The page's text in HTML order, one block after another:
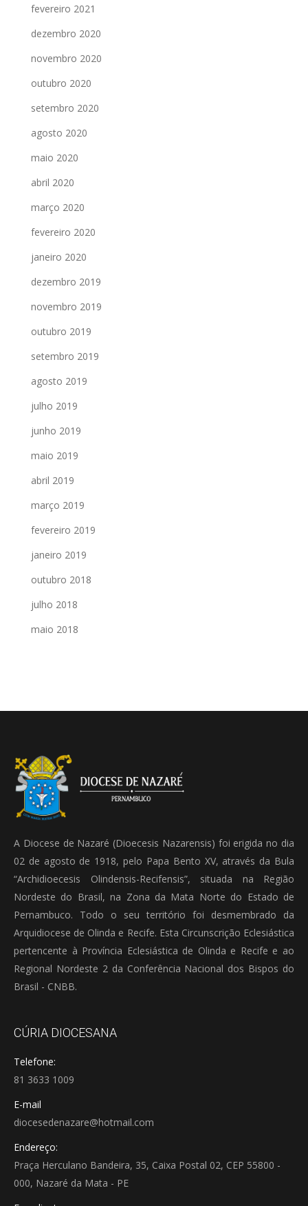
fevereiro 2021
dezembro 2020
novembro 2020
outubro 2020
setembro 2020
agosto 2020
maio 2020
abril 2020
março 2020
fevereiro 2020
janeiro 2020
dezembro 2019
novembro 2019
outubro 2019
setembro 2019
agosto 2019
julho 2019
junho 2019
maio 2019
abril 2019
março 2019
fevereiro 2019
janeiro 2019
outubro 2018
julho 2018
maio 2018
A Diocese de Nazaré (Dioecesis Nazarensis) foi erigida no dia
02 de agosto de 1918, pelo Papa Bento XV, através da Bula
“Archidioecesis Olindensis-Recifensis”, situada na Região
Nordeste do Brasil, na Zona da Mata Norte do Estado de
Pernambuco. Todo o seu território foi desmembrado da
Arquidiocese de Olinda e Recife. Esta Circunscrição Eclesiástica
pertencente à Província Eclesiástica de Olinda e Recife e ao
Regional Nordeste 2 da Conferência Nacional dos Bispos do
Brasil - CNBB.
CÚRIA DIOCESANA
Telefone:
81 3633 1009
E-mail
diocesedenazare@hotmail.com
Endereço:
Praça Herculano Bandeira, 35, Caixa Postal 02, CEP 55800 -
000, Nazaré da Mata - PE